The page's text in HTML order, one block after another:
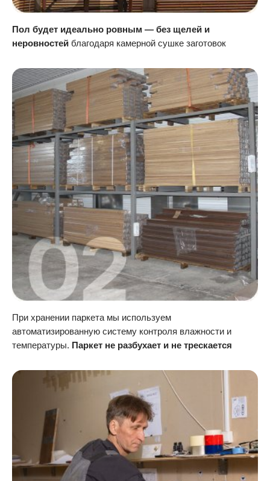
Пол будет идеально ровным — без щелей и
неровностей благодаря камерной сушке заготовок
При хранении паркета мы используем
автоматизированную систему контроля влажности и
температуры. Паркет не разбухает и не трескается